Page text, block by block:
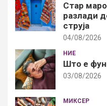
Стар
разлади
струја
04/08/2026
НИЕ
Што е
03/08/2026
МИКСЕР